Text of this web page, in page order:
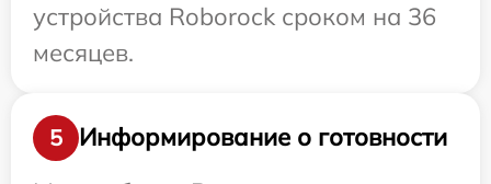
устройства Roborock сроком на 36
месяцев.
5
Информирование о готовности